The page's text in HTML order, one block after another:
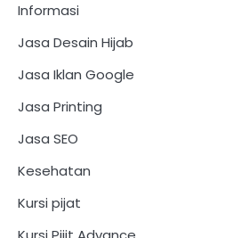
Informasi
Jasa Desain Hijab
Jasa Iklan Google
Jasa Printing
Jasa SEO
Kesehatan
Kursi pijat